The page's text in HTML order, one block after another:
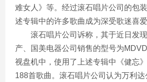
难女人》等。经过滚石唱片公司的包
述专辑中的许多歌曲成为深受歌迷喜爱
滚石唱片公司诉称，其于近日发现
产、国美电器公司销售的型号为
视盘机中，使用了上述专辑中《健忘
188首歌曲。滚石唱片公司认为万利